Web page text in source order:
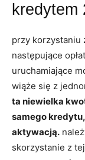
kredytem
przy korzystaniu
następujące
uruchamiające
wiąże się z
ta niewielka
samego
aktywacją.
skorzystanie z